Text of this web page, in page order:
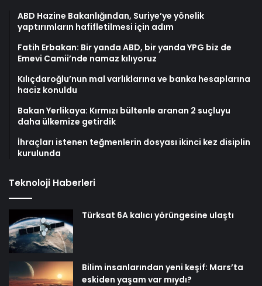
ABD Hazine Bakanlığından, Suriye’ye yönelik
yaptırımların hafifletilmesi için adım
Fatih Erbakan: Bir yanda ABD, bir yanda YPG biz de
Emevi Camii’nde namaz kılıyoruz
Kılıçdaroğlu’nun mal varlıklarına ve banka hesaplarına
haciz konuldu
Bakan Yerlikaya: Kırmızı bültenle aranan 2 suçluyu
daha ülkemize getirdik
İhraçları istenen teğmenlerin dosyası ikinci kez disiplin
kurulunda
Teknoloji Haberleri
Türksat 6A kalıcı yörüngesine ulaştı
Bilim insanlarından yeni keşif: Mars’ta
eskiden yaşam var mıydı?